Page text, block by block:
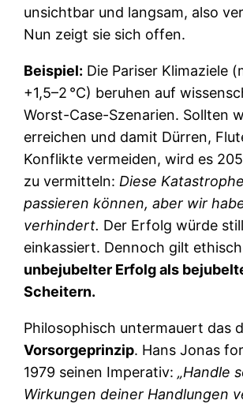
unsichtbar und langsam, also
Nun zeigt sie sich offen.
Beispiel: Die Pariser Klimaziele
+1,5–2 °C) beruhen auf
Worst-Case-Szenarien. Sollten
erreichen und damit Dürren,
Konflikte vermeiden, wird es
zu vermitteln: Diese
passieren können, aber wir
verhindert. Der Erfolg würde
einkassiert. Dennoch gilt
unbejubelter Erfolg als
Scheitern.
Philosophisch untermauert das
Vorsorgeprinzip. Hans Jonas
1979 seinen Imperativ:„Handle
Wirkungen deiner Handlungen